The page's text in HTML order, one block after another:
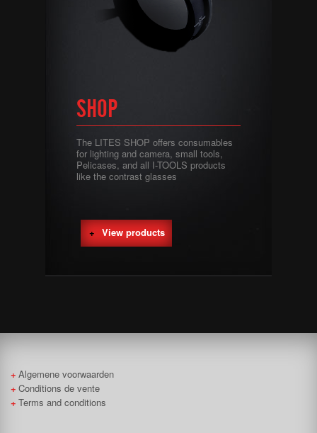
SHOP
The LITES SHOP offers consumables
for lighting and camera, small tools,
Pelicases, and all I-TOOLS products
like the contrast glasses
View products
Algemene voorwaarden
Conditions de vente
Terms and conditions